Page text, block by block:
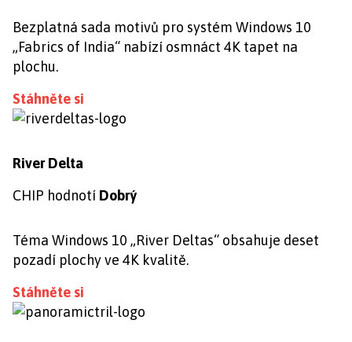
Bezplatná sada motivů pro systém Windows 10
„Fabrics of India“ nabízí osmnáct 4K tapet na
plochu.
Stáhněte si
River Delta
CHIP hodnotí Dobrý
Téma Windows 10 „River Deltas“ obsahuje deset
pozadí plochy ve 4K kvalitě.
Stáhněte si